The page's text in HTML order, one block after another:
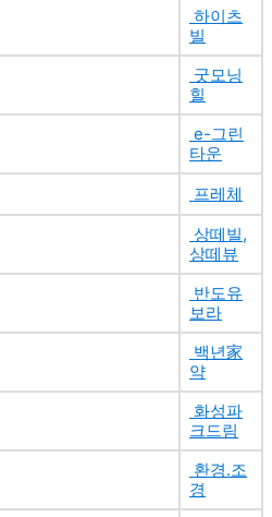
하이츠
빌
굿모닝
힐
e-그린
타운
프레체
상떼빌,
상떼뷰
반도유
보라
백년家
약
화성파
크드림
환경.조
경